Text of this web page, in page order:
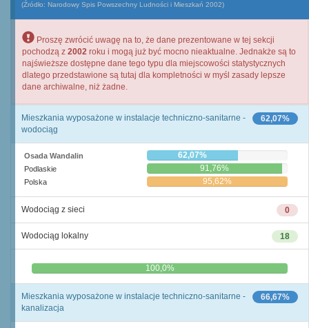
(Źródło: Narodowy Spis Powszechny Ludności i Mieszkań 2002)
Proszę zwrócić uwagę na to, że dane prezentowane w tej sekcji
pochodzą z 2002 roku i mogą już być mocno nieaktualne. Jednakże są to
najświeższe dostępne dane tego typu dla miejscowości statystycznych
dlatego przedstawione są tutaj dla kompletności w myśl zasady lepsze
dane archiwalne, niż żadne.
62,07%
Mieszkania wyposażone w instalacje techniczno-sanitarne -
wodociąg
Osada Wandalin 62,07%
Podlaskie 91,76%
Polska 95,62%
0
Wodociąg z sieci
18
Wodociąg lokalny
0,0% 100,0%
66,67%
Mieszkania wyposażone w instalacje techniczno-sanitarne -
kanalizacja